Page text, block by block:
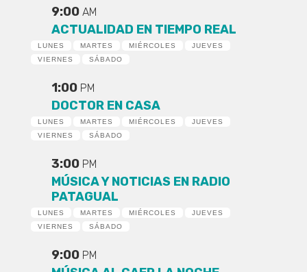
9:00 AM
ACTUALIDAD EN TIEMPO REAL
LUNES MARTES MIÉRCOLES
JUEVES
VIERNES
SÁBADO
1:00 PM
DOCTOR EN CASA
LUNES MARTES MIÉRCOLES
JUEVES
VIERNES
SÁBADO
3:00 PM
MÚSICA Y NOTICIAS EN RADIO
PATAGUAL
LUNES MARTES MIÉRCOLES
JUEVES
VIERNES
SÁBADO
9:00 PM